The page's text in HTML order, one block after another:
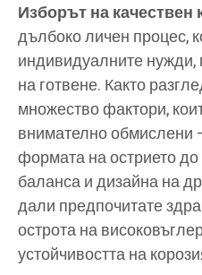
Изборът на качествен
дълбоко личен процес,
индивидуалните нужди,
на готвене. Както
множество фактори,
внимателно обмислени
формата на острието
баланса и дизайна на
дали предпочитате
острота на
устойчивостта на